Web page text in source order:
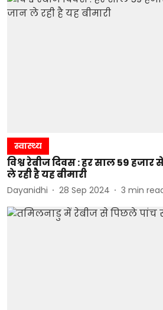
स्वास्थ्य
विश्व रेबीज दिवस : हर साल 59
ले रही है यह बीमारी
Dayanidhi 28 Sep 2024 3 min